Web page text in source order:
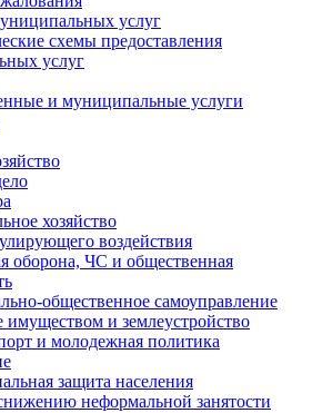
услуг
схемы предоставления
услуг
и муниципальные услуги
хозяйство
воздействия
оборона, ЧС и общественная
общественное самоуправление
имуществом и землеустройство
и молодежная политика
защита населения
неформальной занятости